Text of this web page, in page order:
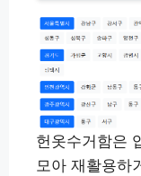
헌옷수거함은
모아 재활용하